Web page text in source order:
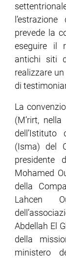
prevede la
eseguire il
antichi siti
realizzare
di
La
(M’rirt,
(Isma) del
presidente
Mohamed
della
Lahcen
Abdellah El
della
ministero